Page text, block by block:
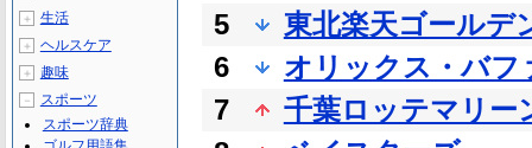
5
東北楽天ゴールデ
6
オリックス・バフ
7
千葉ロッテマリー
＋ 生活
＋ ヘルスケア
＋ 趣味
－
スポーツ
スポーツ辞典